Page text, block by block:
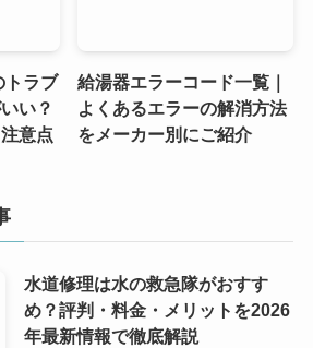
トラブ
い？
意点
給湯器エラーコード一覧｜
よくあるエラーの解消方法
をメーカー別にご紹介
水道修理は水の救急隊がおすす
め？評判・料金・メリットを2026
年最新情報で徹底解説